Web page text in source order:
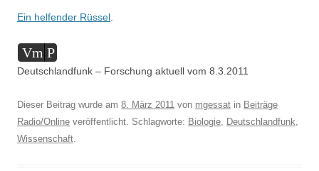
Ein helfender Rüssel
Audio-
Player
Vm P
Deutschlandfunk – Forschung aktuell vom 8.3.2011
Dieser Beitrag wurde am 8. März 2011 von mgessat in Beiträge
Radio/Online veröffentlicht. Schlagworte: Biologie, Deutschlandfunk,
Wissenschaft.